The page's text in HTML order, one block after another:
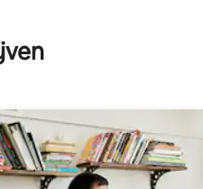
van 4,88 op 5, 16 recensies